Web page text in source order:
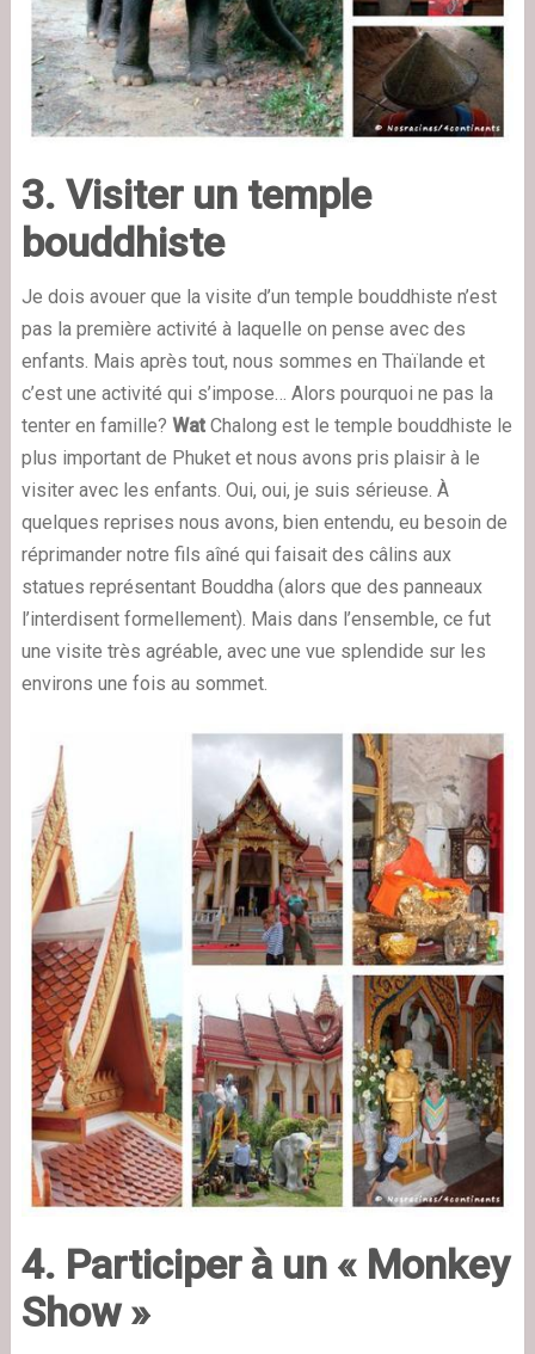
3. Visiter un temple
bouddhiste
Je dois avouer que la visite d’un temple bouddhiste n’est
pas la première activité à laquelle on pense avec des
enfants. Mais après tout, nous sommes en Thaïlande et
c’est une activité qui s’impose… Alors pourquoi ne pas la
tenter en famille? WatChalong est le temple bouddhiste le
plus important de Phuketet nous avons pris plaisir à le
visiter avec les enfants. Oui, oui, je suis sérieuse. À
quelques reprises nous avons, bien entendu, eu besoin de
réprimander notre fils aîné qui faisait des câlins aux
statues représentant Bouddha (alors que des panneaux
l’interdisent formellement). Mais dans l’ensemble, ce fut
une visite très agréable, avec une vue splendide sur les
environs une fois au sommet.
4. Participer à un « Monkey
Show »